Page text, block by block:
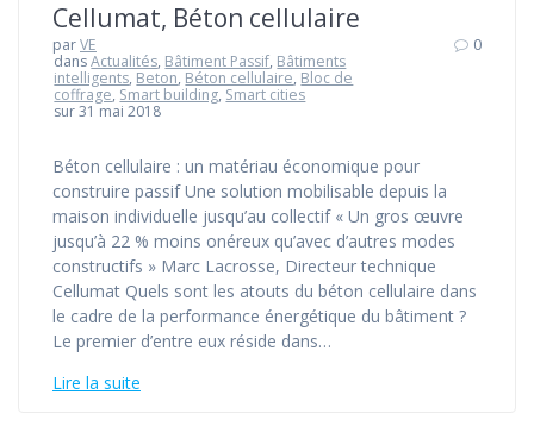
Cellumat, Béton cellulaire
parVE
dansActualités, Bâtiment Passif, Bâtiments
intelligents, Beton, Béton cellulaire, Bloc de
coffrage, Smart building, Smart cities
sur 31 mai 2018
0
Béton cellulaire : un matériau économique pour
construire passif Une solution mobilisable depuis la
maison individuelle jusqu’au collectif « Un gros œuvre
jusqu’à 22 % moins onéreux qu’avec d’autres modes
constructifs » Marc Lacrosse, Directeur technique
Cellumat Quels sont les atouts du béton cellulaire dans
le cadre de la performance énergétique du bâtiment ?
Le premier d’entre eux réside dans…
Lire la suite